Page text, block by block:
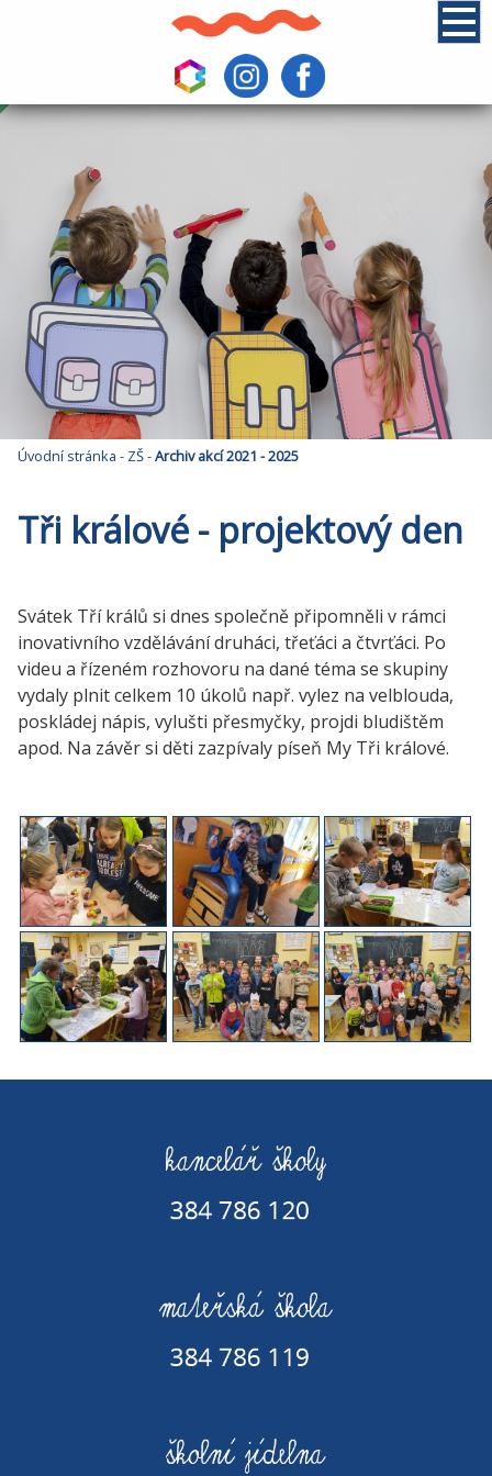
Úvodní stránka - ZŠ-Archiv akcí 2021 - 2025
Tři králové - projektový den
Svátek Tří králů si dnes společně připomněli v rámci
inovativního vzdělávání druháci, třeťáci a čtvrťáci. Po
videu a řízeném rozhovoru na dané téma se skupiny
vydaly plnit celkem 10 úkolů např. vylez na velblouda,
poskládej nápis, vylušti přesmyčky, projdi bludištěm
apod. Na závěr si děti zazpívaly píseň My Tři králové.